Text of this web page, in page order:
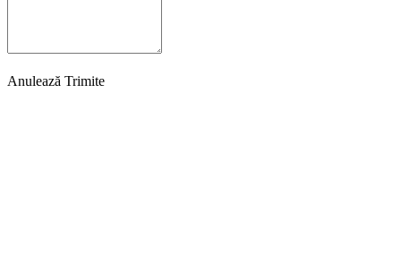
Anulează Trimite